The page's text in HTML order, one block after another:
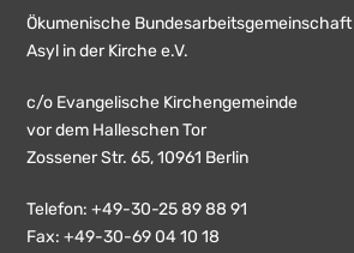
Ökumenische Bundesarbeitsgemeinschaft
Asyl in der Kirche e.V.
c/o Evangelische Kirchengemeinde
vor dem Halleschen Tor
Zossener Str. 65, 10961 Berlin
Telefon: +49-30-25 89 88 91
Fax: +49-30-69 04 10 18